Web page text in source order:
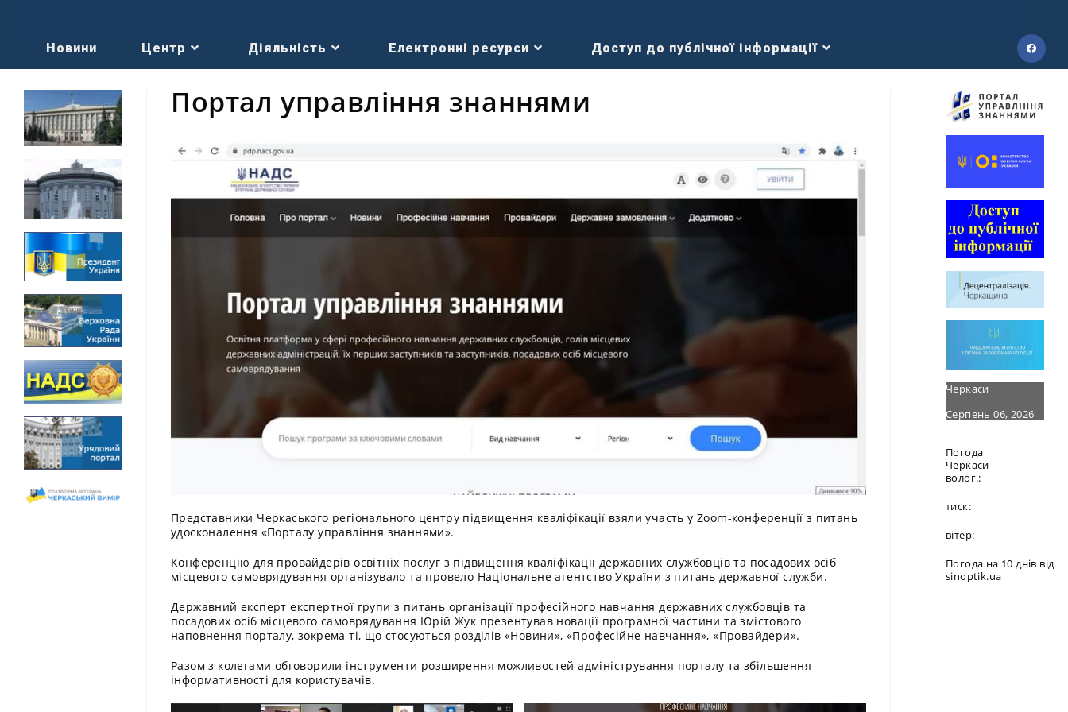
Новини Центр Діяльність Електронні ресурси Доступ до публічної інформації
Портал управління знаннями
Представники Черкаського регіонального центру підвищення кваліфікації взяли участь у Zoom-конференції з питань
удосконалення «Порталу управління знаннями».
Конференцію для провайдерів освітніх послуг з підвищення кваліфікації державних службовців та посадових осіб
місцевого самоврядування організувало та провело Національне агентство України з питань державної служби.
Державний експерт експертної групи з питань організації професійного навчання державних службовців та
посадових осіб місцевого самоврядування Юрій Жук презентував новації програмної частини та змістового
наповнення порталу, зокрема ті, що стосуються розділів «Новини», «Професійне навчання», «Провайдери».
Разом з колегами обговорили інструменти розширення можливостей адміністрування порталу та збільшення
інформативності для користувачів.
Черкаси
Серпень 06, 2026
Погода
Черкаси
волог.:
тиск:
вітер:
Погода на 10 днів від
sinoptik.ua